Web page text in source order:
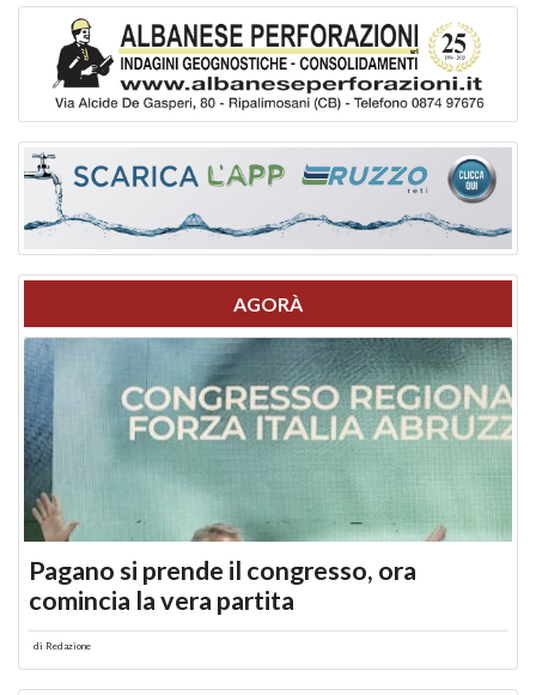
AGORÀ
Pagano si prende il congresso, ora
comincia la vera partita
di Redazione